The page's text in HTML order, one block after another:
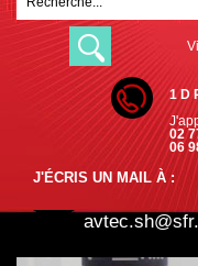
1 D
02
06
J'ÉCRIS UN MAIL À :